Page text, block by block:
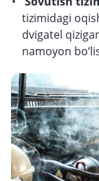
tizimidagi
dvigatel
namoyon